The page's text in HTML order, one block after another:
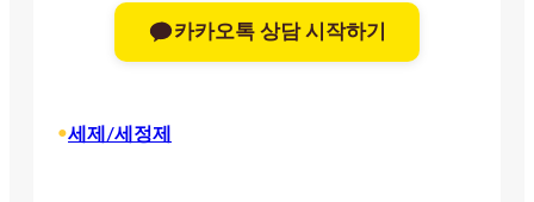
카카오톡 상담 시작하기
•세제/세정제